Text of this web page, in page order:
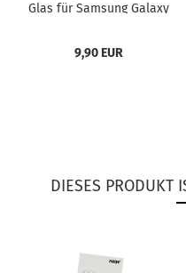
Glas für Sam­sung Ga­la­xy
9,90 EUR
DIESES PRODUKT